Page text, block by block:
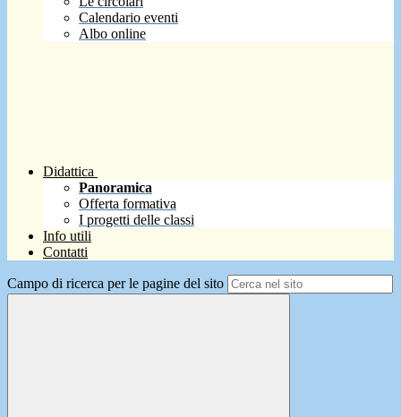
Calendario eventi
Albo online
Didattica
Panoramica
Offerta formativa
I progetti delle classi
Info utili
Contatti
Campo di ricerca per le pagine del sito